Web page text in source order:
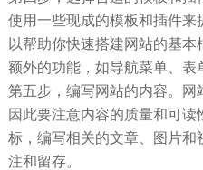
使用一些现成的模板和插件
以帮助你快速搭建网站的基
额外的功能，如导航菜单、表
第五步，编写网站的内容。网
因此要注意内容的质量和可读
标，编写相关的文章、图片
注和留存。